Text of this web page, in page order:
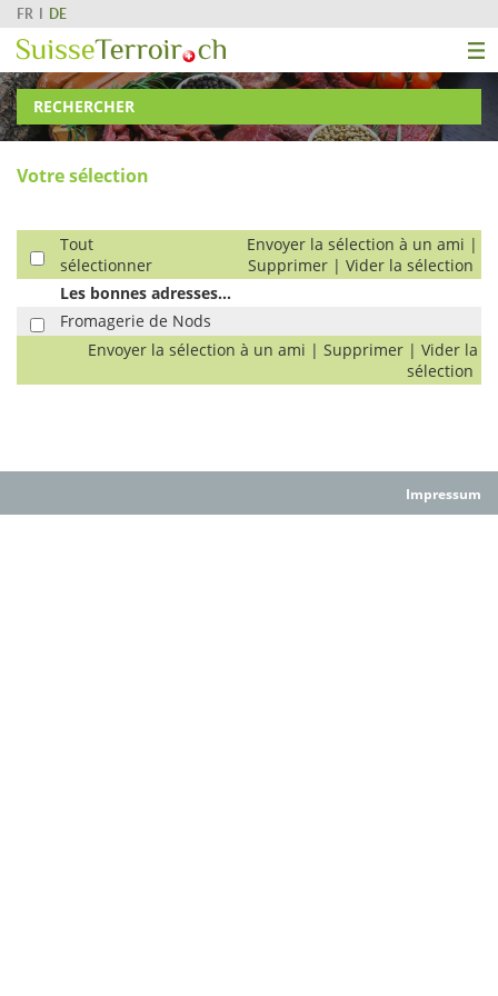
FR DE
RECHERCHER
Votre sélection
Tout
sélectionner
Envoyer la sélection à un ami |
Supprimer | Vider la sélection
Les bonnes adresses...
Fromagerie de Nods
Envoyer la sélection à un ami | Supprimer | Vider la
sélection
Impressum